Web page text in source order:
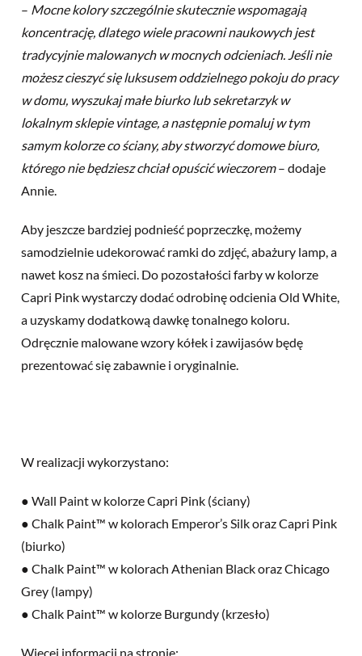
– Mocne kolory szczególnie skutecznie wspomagają
koncentrację, dlatego wiele pracowni naukowych jest
tradycyjnie malowanych w mocnych odcieniach. Jeśli nie
możesz cieszyć się luksusem oddzielnego pokoju do pracy
w domu, wyszukaj małe biurko lub sekretarzyk w
lokalnym sklepie vintage, a następnie pomaluj w tym
samym kolorze co ściany, aby stworzyć domowe biuro,
którego nie będziesz chciał opuścić wieczorem– dodaje
Annie.
Aby jeszcze bardziej podnieść poprzeczkę, możemy
samodzielnie udekorować ramki do zdjęć, abażury lamp, a
nawet kosz na śmieci. Do pozostałości farby w kolorze
Capri Pink wystarczy dodać odrobinę odcienia Old White,
a uzyskamy dodatkową dawkę tonalnego koloru.
Odręcznie malowane wzory kółek i zawijasów będę
prezentować się zabawnie i oryginalnie.
W realizacji wykorzystano:
● Wall Paint w kolorze Capri Pink (ściany)
● Chalk Paint™ w kolorach Emperor’s Silk oraz Capri Pink
(biurko)
● Chalk Paint™ w kolorach Athenian Black oraz Chicago
Grey (lampy)
● Chalk Paint™ w kolorze Burgundy (krzesło)
Więcej informacji na stronie: